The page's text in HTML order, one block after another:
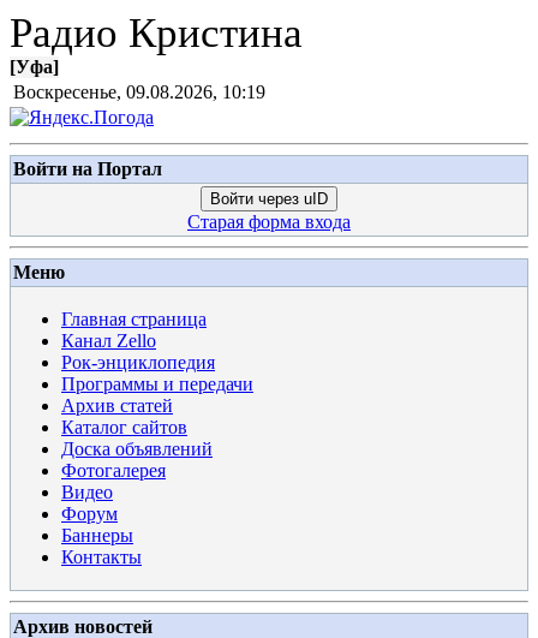
Радио Кристина
[Уфа]
Воскресенье, 09.08.2026, 10:19
Войти на Портал
Войти через uID
Старая форма входа
Меню
Главная страница
Канал Zello
Рок-энциклопедия
Программы и передачи
Архив статей
Каталог сайтов
Доска объявлений
Фотогалерея
Видео
Форум
Баннеры
Контакты
Архив новостей